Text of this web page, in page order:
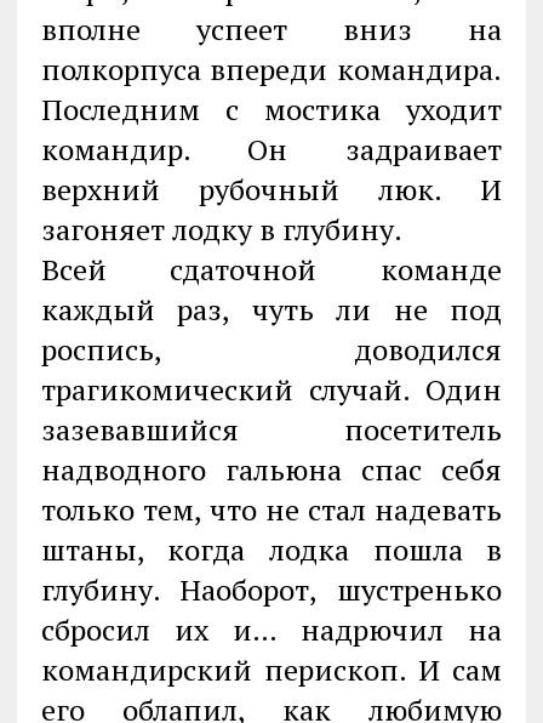
вполне успеет вниз на
полкорпуса впереди командира.
Последним с мостика уходит
командир. Он задраивает
верхний рубочный люк. И
загоняет лодку в глубину.
Всей сдаточной команде
каждый раз, чуть ли не под
роспись, доводился
трагикомический случай. Один
зазевавшийся посетитель
надводного гальюна спас себя
только тем, что не стал надевать
штаны, когда лодка пошла в
глубину. Наоборот, шустренько
сбросил их и… надрючил на
командирский перископ. И сам
его облапил, как любимую